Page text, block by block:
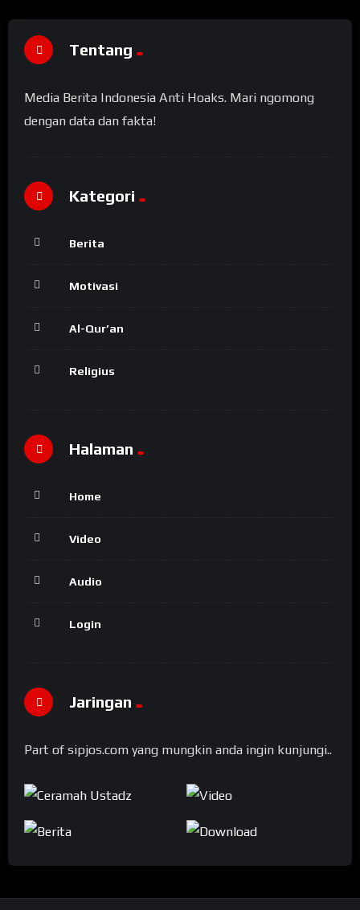
Tentang
Media Berita Indonesia Anti Hoaks. Mari ngomong
dengan data dan fakta!
Kategori
Berita
Motivasi
Al-Qur’an
Religius
Halaman
Home
Video
Audio
Login
Jaringan
Part of sipjos.com yang mungkin anda ingin kunjungi..